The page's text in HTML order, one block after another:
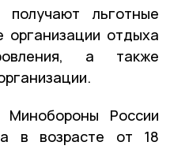
льготные
организации отдыха
а также
России
в возрасте от 18